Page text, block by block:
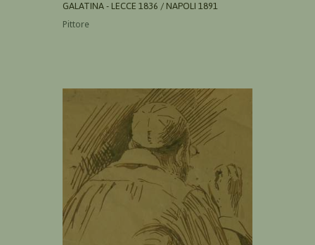
GALATINA - LECCE 1836 / NAPOLI 1891
Pittore